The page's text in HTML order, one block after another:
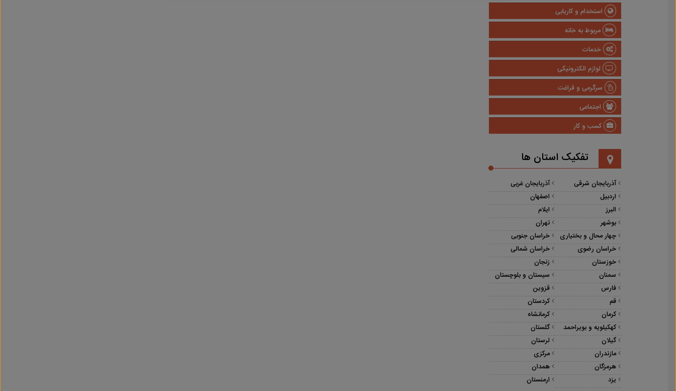
استخدام و کاریابی
مربوط به خانه
خدمات
لوازم الکترونیکی
سرگرمی و فراغت
اجتماعی
کسب و کار
تفکیک استان ها
آذربایجان شرقی
آذربایجان غربی
اردبیل
اصفهان
البرز
ایلام
بوشهر
تهران
چهار محال و بختیاری
خراسان جنوبی
خراسان رضوی
خراسان شمالی
خوزستان
زنجان
سمنان
سیستان و بلوچستان
فارس
قزوین
قم
کردستان
کرمان
کرمانشاه
کهکیلویه و بویراحمد
گلستان
گیلان
لرستان
مازندران
مرکزی
هرمزگان
همدان
یزد
ارمنستان